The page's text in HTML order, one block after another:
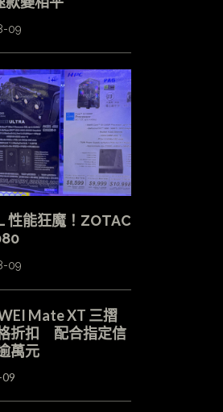
09
性能狂魔！ZOTAC
09
Mate XT 三摺
折扣 配合指定信
萬元